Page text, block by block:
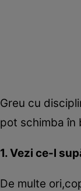
Greu cu
pot schimba în
1. Vezi ce-l
De multe